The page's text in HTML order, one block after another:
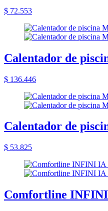
$ 72.553
Calentador de
$ 136.446
Calentador de
$ 53.825
Comfortline